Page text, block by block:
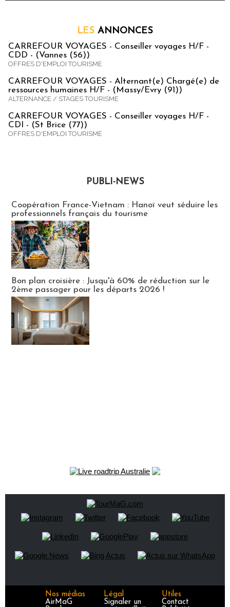
LES ANNONCES
CARREFOUR VOYAGES - Conseiller voyages H/F -
CDD - (Vannes (56))
OFFRES D'EMPLOI TOURISME
CARREFOUR VOYAGES - Alternant(e) Chargé(e) de
ressources humaines H/F - (Massy/Evry (91))
ALTERNANCE / STAGES TOURISME
CARREFOUR VOYAGES - Conseiller voyages H/F -
CDI - (St Brice (77))
OFFRES D'EMPLOI TOURISME
PUBLI-NEWS
Coopération France-Vietnam : Hanoï veut séduire les
professionnels français du tourisme
Bon plan croisière : Jusqu'à 60% de réduction sur le
2ème passager pour les départs 2026 !
Nos médias
AirMaG
Légal
Signaler un
Utiles
Contact